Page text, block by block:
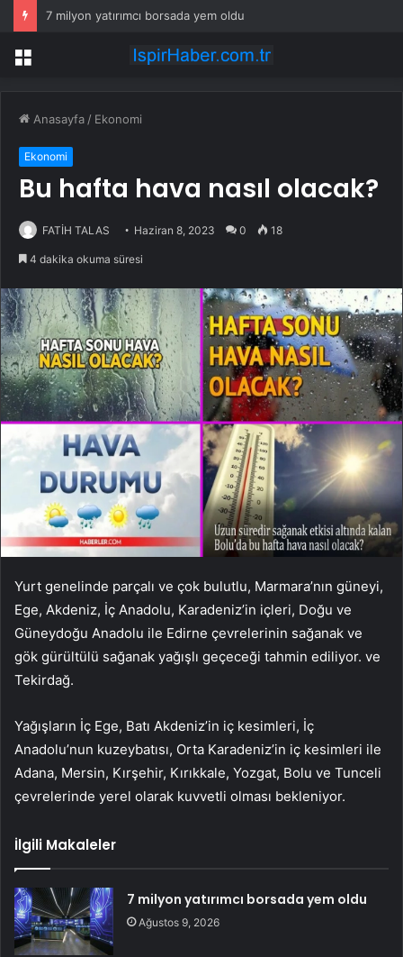
Menü
Anasayfa / Ekonomi
Ekonomi
Bu hafta hava nasıl olacak?
FATİH TALAS Haziran 8, 2023 0 18
4 dakika okuma süresi
Yurt genelinde parçalı ve çok bulutlu, Marmara’nın güneyi,
Ege, Akdeniz, İç Anadolu, Karadeniz’in içleri, Doğu ve
Güneydoğu Anadolu ile Edirne çevrelerinin sağanak ve
gök gürültülü sağanak yağışlı geçeceği tahmin ediliyor. ve
Tekirdağ.
Yağışların İç Ege, Batı Akdeniz’in iç kesimleri, İç
Anadolu’nun kuzeybatısı, Orta Karadeniz’in iç kesimleri ile
Adana, Mersin, Kırşehir, Kırıkkale, Yozgat, Bolu ve Tunceli
çevrelerinde yerel olarak kuvvetli olması bekleniyor.
İlgili Makaleler
7 milyon yatırımcı borsada yem oldu
Ağustos 9, 2026